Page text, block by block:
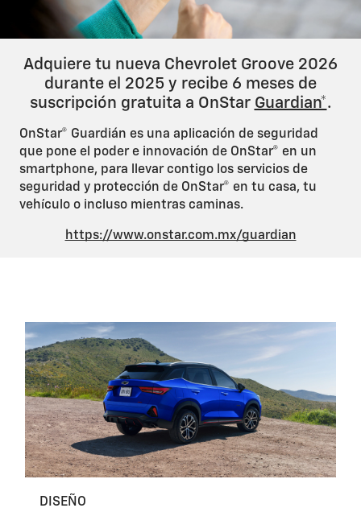
Adquiere tu nueva Chevrolet Groove 2026
durante el 2025 y recibe 6 meses de
suscripción gratuita a OnStar Guardian*.
OnStar® Guardián es una aplicación de seguridad
que pone el poder e innovación de OnStar® en un
smartphone, para llevar contigo los servicios de
seguridad y protección de OnStar® en tu casa, tu
vehículo o incluso mientras caminas.
https://www.onstar.com.mx/guardian
DISEÑO